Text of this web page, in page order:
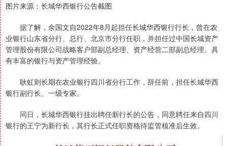
图片来源：长城华西银行公告截图
据了解，余国文自2022年8月起担任长城华西银行行长，曾在农
业银行山东省分行、总行、北京市分行任职，并担任过中国长城资产
管理股份有限公司战略客户部副总经理、资产经营二部副总经理。具
有丰富的银行与资产管理经验。
耿虹则长期在农业银行四川省分行工作，辞任前，担任长城华西
银行副行长、一级专家。
同日，长城华西银行挂出聘任新行长的公告，同意聘任来自四川
银行的王宁为新行长，其行长正式任职资格待监管核准后生效。